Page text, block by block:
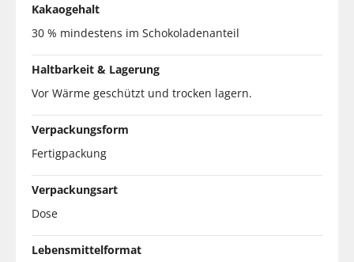
Kakaogehalt
30 % mindestens im Schokoladenanteil
Haltbarkeit & Lagerung
Vor Wärme geschützt und trocken lagern.
Verpackungsform
Fertigpackung
Verpackungsart
Dose
Lebensmittelformat